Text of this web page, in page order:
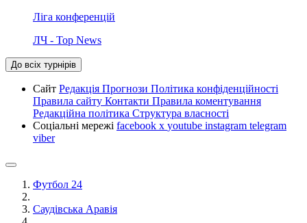
Ліга конференцій
ЛЧ - Top News
До всіх турнірів
Сайт Редакція Прогнози Політика конфіденційності
Правила сайту Контакти Правила коментування
Редакційна політика Структура власності
Соціальні мережі facebook x youtube instagram telegram
viber
Футбол 24
Саудівська Аравія